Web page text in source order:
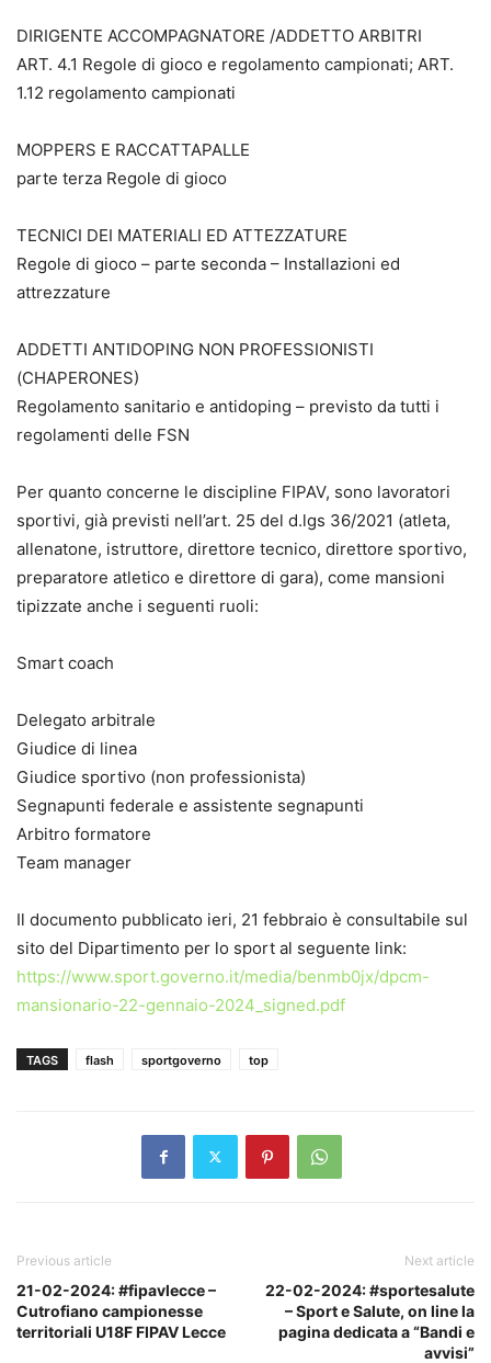
DIRIGENTE ACCOMPAGNATORE /ADDETTO ARBITRI
ART. 4.1 Regole di gioco e regolamento campionati; ART.
1.12 regolamento campionati
MOPPERS E RACCATTAPALLE
parte terza Regole di gioco
TECNICI DEI MATERIALI ED ATTEZZATURE
Regole di gioco – parte seconda – Installazioni ed
attrezzature
ADDETTI ANTIDOPING NON PROFESSIONISTI
(CHAPERONES)
Regolamento sanitario e antidoping – previsto da tutti i
regolamenti delle FSN
Per quanto concerne le discipline FIPAV, sono lavoratori
sportivi, già previsti nell’art. 25 del d.lgs 36/2021 (atleta,
allenatone, istruttore, direttore tecnico, direttore sportivo,
preparatore atletico e direttore di gara), come mansioni
tipizzate anche i seguenti ruoli:
Smart coach
Delegato arbitrale
Giudice di linea
Giudice sportivo (non professionista)
Segnapunti federale e assistente segnapunti
Arbitro formatore
Team manager
Il documento pubblicato ieri, 21 febbraio è consultabile sul
sito del Dipartimento per lo sport al seguente link:
https://www.sport.governo.it/media/benmb0jx/dpcm-
mansionario-22-gennaio-2024_signed.pdf
TAGS flash sportgoverno top
Previous article
21-02-2024: #fipavlecce –
Cutrofiano campionesse
territoriali U18F FIPAV Lecce
Next article
22-02-2024: #sportesalute
– Sport e Salute, on line la
pagina dedicata a “Bandi e
avvisi”